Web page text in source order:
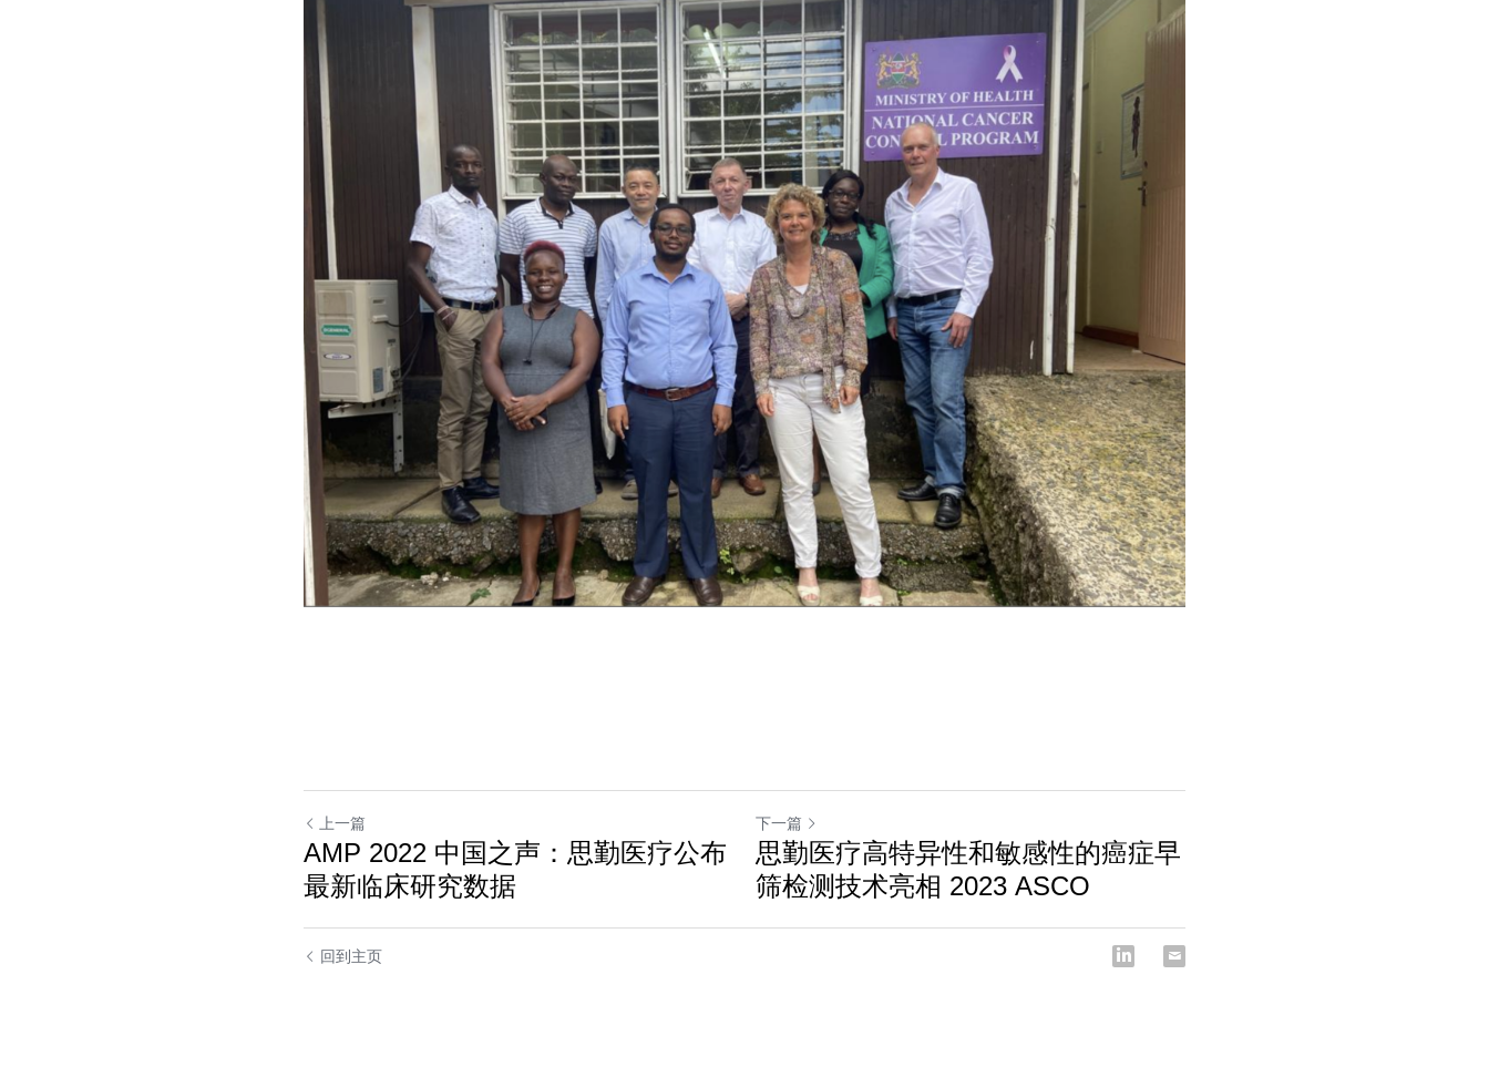
上一篇
AMP 2022 中国之声：思勤医疗公布
最新临床研究数据
下一篇
思勤医疗高特异性和敏感性的癌症早
筛检测技术亮相 2023 ASCO
回到主页